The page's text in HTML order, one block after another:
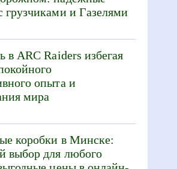
грузчиками и Газелями
в ARC Raiders избегая
опыта и
мира
коробки в Минске:
выбор для любого